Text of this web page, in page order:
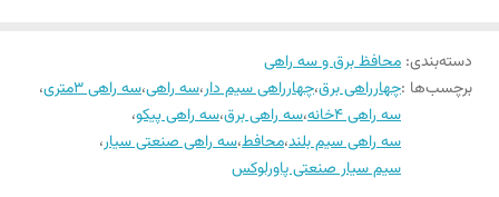
تعداد خروجی: 3 پریز برق
جریان نامی: 16 آمپر
نوع کابل: افشان 2×1.5 میلی‌متر مربع
دسته‌بندی: محافظ برق و سه راهی
برچسب‌ها :چهارراهی برق،چهارراهی سیم دار،سه راهی،سه راهی 3متری
،
سه راهی 4خانه
،سه راهی برق،سه راهی پیکو،
سه راهی سیم بلند،محافط،سه راهی صنعتی سیار،
سیم سیار صنعتی پاورلوکس